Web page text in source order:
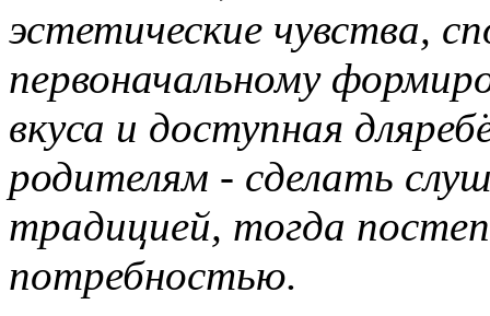
эстетические чувства,
первоначальному
вкуса и доступная
родителям - сделать
традицией, тогда
потребностью.